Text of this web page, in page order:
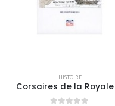
HISTOIRE